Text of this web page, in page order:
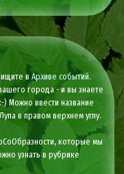
ищите вАрхиве событий.
города - и вы знаете
) Можно ввести название
в правом верхнем углу.
которые мы
узнать в рубрике